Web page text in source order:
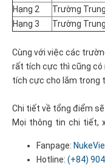
Hạng 2
Trường
Hạng 3
Trường
Cùng với việc các
rất tích cực thì cũng
tích cực cho lắm trong
Chi tiết về tổng điểm
Mọi thông tin chi tiết,
Fanpage:
Hotline: (+84)